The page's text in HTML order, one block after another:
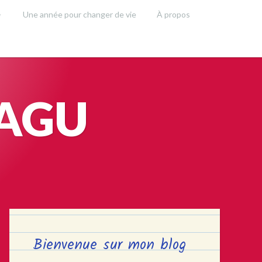
Une année pour changer de vie À propos
Bienvenue sur mon blog